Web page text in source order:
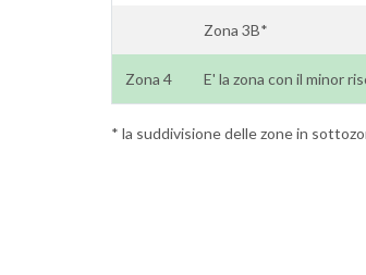
Zona 3B*
Zona 4 E' la zona con il minor
* la suddivisione delle zone in